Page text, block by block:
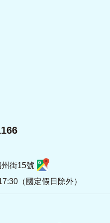
街15號
（國定假日除外）